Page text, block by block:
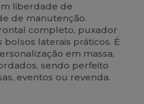
liberdade de
de manutenção.
completo, puxador
laterais práticos. É
em massa,
sendo perfeito
eventos ou revenda.